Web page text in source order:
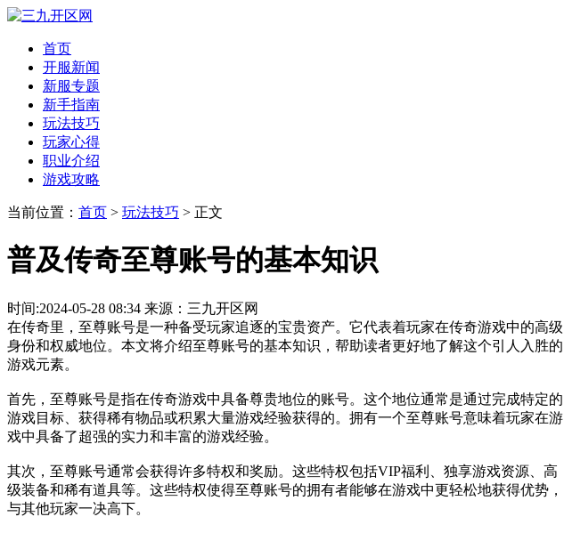
首页
开服新闻
新服专题
新手指南
玩法技巧
玩家心得
职业介绍
游戏攻略
当前位置： 首页 > 玩法技巧 > 正文
普及传奇至尊账号的基本知识
时间:2024-05-28 08:34 来源：三九开区网
在传奇里，至尊账号是一种备受玩家追逐的宝贵资产。它代表着玩家在传奇游戏中的高级
身份和权威地位。本文将介绍至尊账号的基本知识，帮助读者更好地了解这个引人入胜的
游戏元素。
首先，至尊账号是指在传奇游戏中具备尊贵地位的账号。这个地位通常是通过完成特定的
游戏目标、获得稀有物品或积累大量游戏经验获得的。拥有一个至尊账号意味着玩家在游
戏中具备了超强的实力和丰富的游戏经验。
其次，至尊账号通常会获得许多特权和奖励。这些特权包括VIP福利、独享游戏资源、高
级装备和稀有道具等。这些特权使得至尊账号的拥有者能够在游戏中更轻松地获得优势，
与其他玩家一决高下。